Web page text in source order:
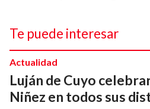
Te puede interesar
Luján de Cuyo
Niñez en todos sus
Actualidad